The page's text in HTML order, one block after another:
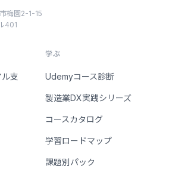
梅園2-1-15
401
支
学ぶ
Udemyコース診断
製造業DX実践シリーズ
コースカタログ
学習ロードマップ
課題別パック